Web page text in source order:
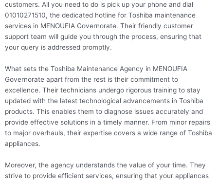
customers. All you need to do is pick up your phone and dial
01010271510, the dedicated hotline for Toshiba maintenance
services in MENOUFIA Governorate. Their friendly customer
support team will guide you through the process, ensuring that
your query is addressed promptly.
What sets the Toshiba Maintenance Agency in MENOUFIA
Governorate apart from the rest is their commitment to
excellence. Their technicians undergo rigorous training to stay
updated with the latest technological advancements in Toshiba
products. This enables them to diagnose issues accurately and
provide effective solutions in a timely manner. From minor repairs
to major overhauls, their expertise covers a wide range of Toshiba
appliances.
Moreover, the agency understands the value of your time. They
strive to provide efficient services, ensuring that your appliances